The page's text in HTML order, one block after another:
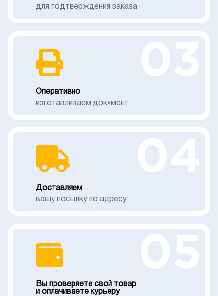
для подтверждения заказа
Оперативно
изготавливаем документ
Доставляем
вашу посылку по адресу
Вы проверяете свой товар
и оплачиваете курьеру